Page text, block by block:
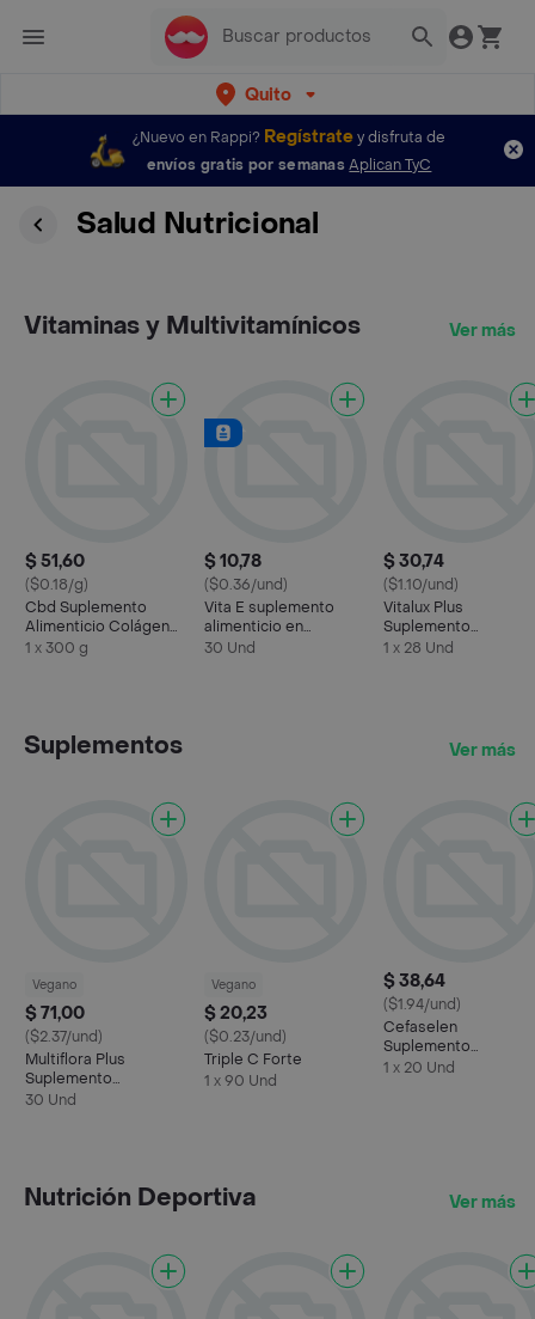
Quito
¿Nuevo en Rappi? Regístratey disfruta de
envíos gratis por semanas Aplican TyC
Salud Nutricional
Vitaminas y Multivitamínicos Ver más
$ 51,60
($0.18/g)
Cbd Suplemento
Alimenticio Colágeno
Hidrolizado
1 x 300 g
$ 10,78
($0.36/und)
Vita E suplemento
alimenticio en
cápsulas
30 Und
$ 30,74
($1.10/und)
Vitalux Plus
Suplemento
Alimenticio Omega
1 x 28 Und
Suplementos Ver más
Vegano
$ 71,00
($2.37/und)
Multiflora Plus
Suplemento
Alimenticio
30 Und
Vegano
$ 20,23
($0.23/und)
Triple C Forte
1 x 90 Und
$ 38,64
($1.94/und)
Cefaselen
Suplemento
Alimenticio 200
1 x 20 Und
Nutrición Deportiva Ver más